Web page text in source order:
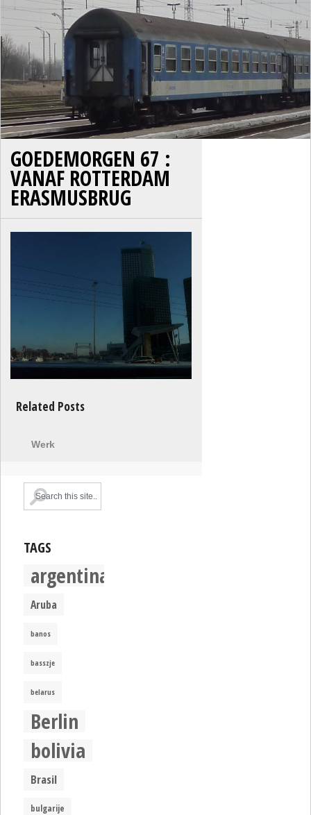
GOEDEMORGEN 67 :
VANAF ROTTERDAM
ERASMUSBRUG
Related Posts
Werk
TAGS
argentina
Aruba
banos
basszje
belarus
Berlin
bolivia
Brasil
bulgarije